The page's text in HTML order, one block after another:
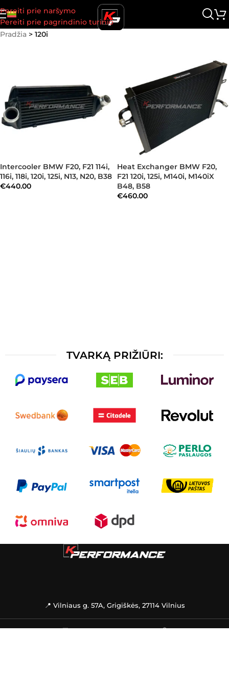
Pereiti prie naršymo
Pereiti prie pagrindinio turinio
Pradžia > 120i
Intercooler BMW F20, F21 114i,
116i, 118i, 120i, 125i, N13, N20, B38
€440.00
Heat Exchanger BMW F20,
F21 120i, 125i, M140i, M140iX
B48, B58
€460.00
TVARKĄ PRIŽIŪRI:
📍 Vilniaus g. 57A, Grigiškės, 27114 Vilnius
🚚PREKIŲ PRISTATYMAS📦